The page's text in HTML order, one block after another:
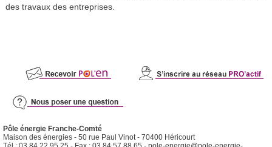
des travaux des entreprises.
Pôle énergie Franche-Comté
Maison des énergies - 50 rue Paul Vinot - 70400 Héricourt